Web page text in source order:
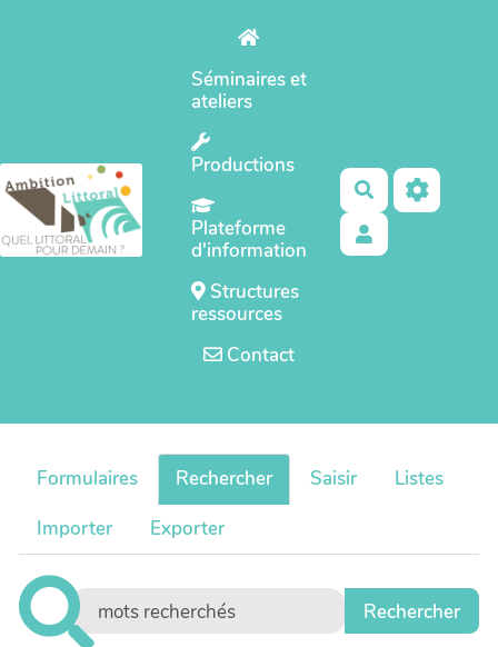
Séminaires et
ateliers
Productions
Plateforme
d'information
Structures
ressources
Contact
Rechercher
Formulaires Rechercher Saisir
Listes
Importer
Exporter